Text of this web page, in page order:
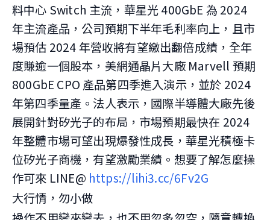
料中心 Switch 主流，華星光 400GbE 為 2024
年主流產品，公司預期下半年毛利率向上，且市
場預估 2024 年營收將有望繳出翻倍成績，全年
度賺逾一個股本，美網通晶片大廠 Marvell 預期
800GbE CPO 產品第四季進入演示，並於 2024
年第四季量產。法人表示，國際半導體大廠先後
展開針對矽光子的布局，市場預期最快在 2024
年整體市場可望出現爆發性成長，華星光積極卡
位矽光子商機，有望激勵業績。想要了解怎麼操
作可來 LINE@ https://lihi3.cc/6Fv2G
大行情，勿小做